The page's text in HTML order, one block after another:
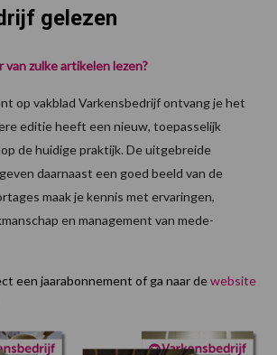
gelezen
van zulke artikelen lezen?
op vakblad Varkensbedrijf ontvang je het
editie heeft een nieuw, toepasselijk
de huidige praktijk. De uitgebreide
daarnaast een goed beeld van de
maak je kennis met ervaringen,
en management van mede-
een jaarabonnement of ga naar dewebsite